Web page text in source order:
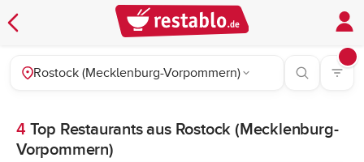
Rostock (Mecklenburg-Vorpommern)
4 Top Restaurants aus Rostock (Mecklenburg-
Vorpommern)